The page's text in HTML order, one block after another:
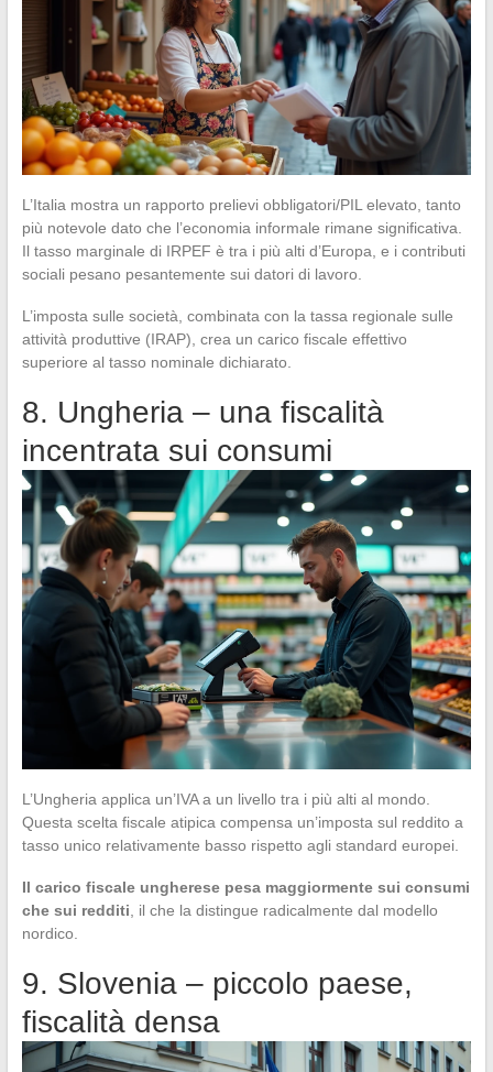
L’Italia mostra un rapporto prelievi obbligatori/PIL elevato, tanto
più notevole dato che l’economia informale rimane significativa.
Il tasso marginale di IRPEF è tra i più alti d’Europa, e i contributi
sociali pesano pesantemente sui datori di lavoro.
L’imposta sulle società, combinata con la tassa regionale sulle
attività produttive (IRAP), crea un carico fiscale effettivo
superiore al tasso nominale dichiarato.
8. Ungheria – una fiscalità
incentrata sui consumi
L’Ungheria applica un’IVA a un livello tra i più alti al mondo.
Questa scelta fiscale atipica compensa un’imposta sul reddito a
tasso unico relativamente basso rispetto agli standard europei.
Il carico fiscale ungherese pesa maggiormente sui consumi
che sui redditi, il che la distingue radicalmente dal modello
nordico.
9. Slovenia – piccolo paese,
fiscalità densa